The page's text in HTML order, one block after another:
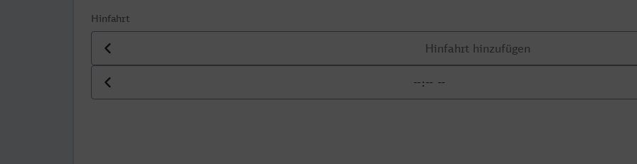
Hinfahrt
Datum der Hinfahrt
Uhrzeit der Hinfahrt